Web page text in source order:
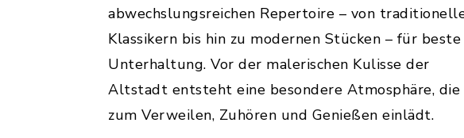
abwechslungsreichen Repertoire – von
Klassikern bis hin zu modernen Stücken – für beste
Unterhaltung. Vor der malerischen Kulisse der
Altstadt entsteht eine besondere Atmosphäre, die
zum Verweilen, Zuhören und Genießen einlädt.